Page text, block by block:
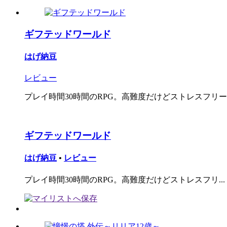
ギフテッドワールド
はげ納豆
レビュー
プレイ時間30時間のRPG。高難度だけどストレスフリ
ギフテッドワールド
はげ納豆 • レビュー
プレイ時間30時間のRPG。高難度だけどストレスフリ...